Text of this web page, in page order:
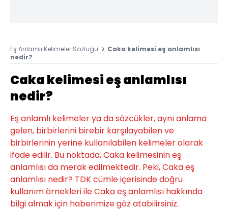
Eş Anlamlı Kelimeler Sözlüğü
Caka kelimesi eş anlamlısı
nedir?
Caka kelimesi eş anlamlısı
nedir?
Eş anlamlı kelimeler ya da sözcükler, aynı anlama
gelen, birbirlerini birebir karşılayabilen ve
birbirlerinin yerine kullanılabilen kelimeler olarak
ifade edilir. Bu noktada, Caka kelimesinin eş
anlamlısı da merak edilmektedir. Peki, Caka eş
anlamlısı nedir? TDK cümle içerisinde doğru
kullanım örnekleri ile Caka eş anlamlısı hakkında
bilgi almak için haberimize göz atabilirsiniz.